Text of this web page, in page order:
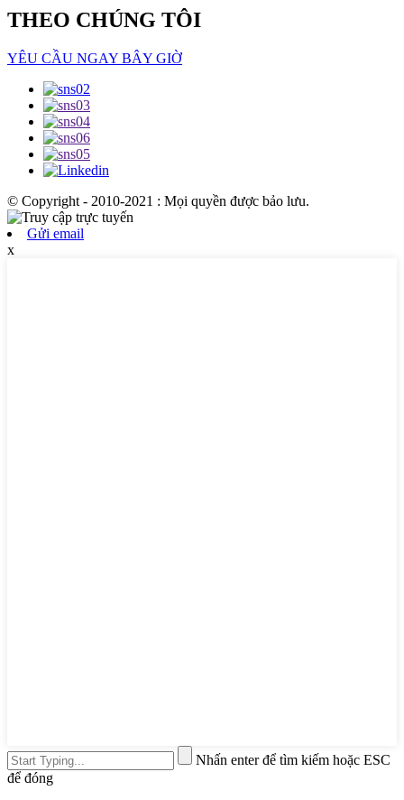
THEO CHÚNG TÔI
YÊU CẦU NGAY BÂY GIỜ
© Copyright - 2010-2021 : Mọi quyền được bảo lưu.
Gửi email
x
Nhấn enter để tìm kiếm hoặc ESC
để đóng